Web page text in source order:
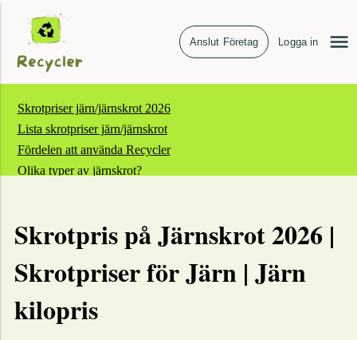
Anslut Företag Logga in
Skrotpriser järn/järnskrot 2026
Lista skrotpriser järn/järnskrot
Fördelen att använda Recycler
Olika typer av järnskrot?
Skrotpris på Järnskrot 2026 |
Skrotpriser för Järn | Järn
kilopris